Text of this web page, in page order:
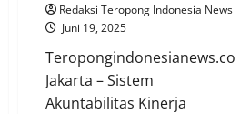
Redaksi Teropong Indonesia News
Juni 19, 2025
Teropongindonesianews.com
Jakarta – Sistem
Akuntabilitas Kinerja